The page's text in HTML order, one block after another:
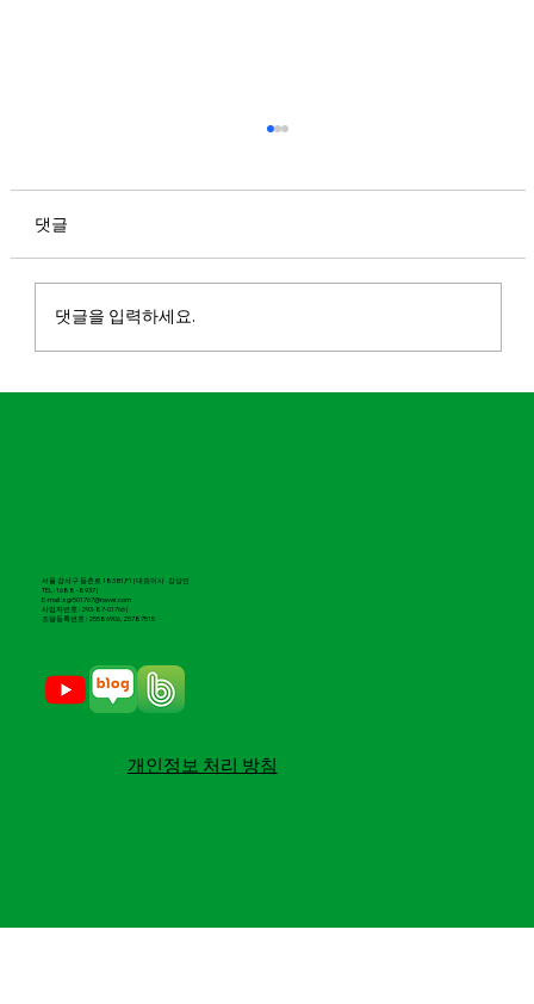
안녕하세요. 마실 파크골프입니다. 7월 30일, 파
시원한 장타로 스윙하는 재미와 과감하게 휘어있
는 도그렉. 세심하게 공략해야하는 심한 언듈레
감 있는 라운드를 즐겨보세요.
댓글
댓글을 입력하세요.
서울 강서구 등촌로 183 B1,F1 | 대표이사 강상민
TEL : 1688 -8937 |
E-mail : sgr501767@naver.com
​사업자번호 : 293-87-01766 |
조달등록번호 : 25586906, 25787515
​개인정보 처리 방침